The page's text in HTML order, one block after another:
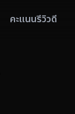
คะแนนรีวิวดี